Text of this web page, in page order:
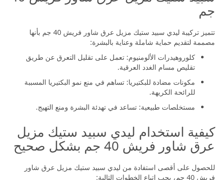
جم
تتميز تركيبة ليدي سبيد ستيك مزيل عرق شاور فريش 40 جم بأنها
مصممة لتقديم حماية شاملة وعناية بالبشرة:
كلوروهيدرات الألومنيوم: تعمل على تقليل التعرق عن طريق
تقليص مسام الغدد العرقية.
مكونات مضادة للبكتيريا: تساهم في منع نمو البكتيريا المسببة
للرائحة الكريهة.
مستخلصات طبيعية: تساعد في تهدئة البشرة ومنع التهيج.
كيفية استخدام ليدي سبيد ستيك مزيل
عرق شاور فريش 40 جم بشكل صحيح
للحصول على أقصى استفادة من ليدي سبيد ستيك مزيل عرق شاور